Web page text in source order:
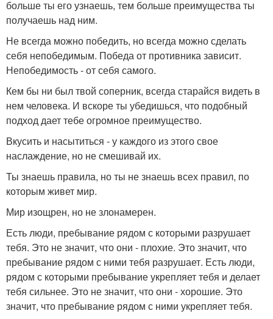
больше ты его узнаешь, тем больше преимущества ты
получаешь над ним.
Не всегда можно победить, но всегда можно сделать
себя непобедимым. Победа от противника зависит.
Непобедимость - от себя самого.
Кем бы ни был твой соперник, всегда старайся видеть в
нем человека. И вскоре ты убедишься, что подобный
подход дает тебе огромное преимущество.
Вкусить и насытиться - у каждого из этого свое
наслаждение, но не смешивай их.
Ты знаешь правила, но ты не знаешь всех правил, по
которым живет мир.
Мир изощрен, но не злонамерен.
Есть люди, пребывание рядом с которыми разрушает
тебя. Это не значит, что они - плохие. Это значит, что
пребывание рядом с ними тебя разрушает. Есть люди,
рядом с которыми пребывание укрепляет тебя и делает
тебя сильнее. Это не значит, что они - хорошие. Это
значит, что пребывание рядом с ними укрепляет тебя.